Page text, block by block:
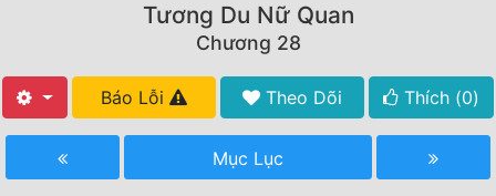
Tất Cả
Tương Du Nữ Quan
Chương 28
Báo Lỗi Theo Dõi Thích (0)
Mục Lục